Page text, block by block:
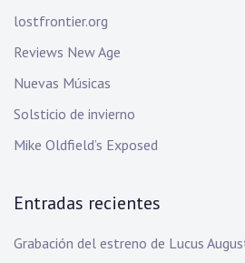
lostfrontier.org
Reviews New Age
Nuevas Músicas
Solsticio de invierno
Mike Oldfield’s Exposed
Entradas recientes
Grabación del estreno de Lucus